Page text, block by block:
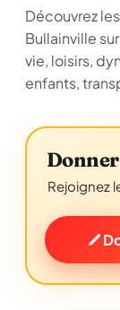
Découvrez
Bullainville
vie, loisirs,
enfants,
Rejoignez